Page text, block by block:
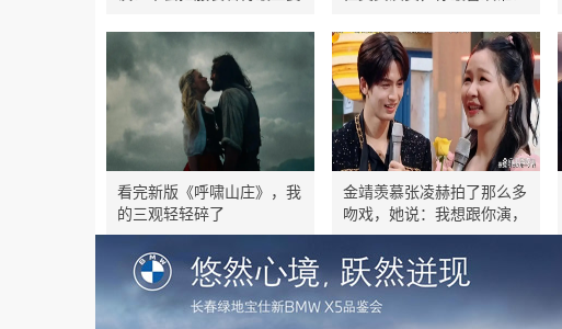
看完新版《呼啸山庄》，我
的三观轻轻碎了
金靖羡慕张凌赫拍了那么多
吻戏，她说：我想跟你演，
喜剧女王的转型野心藏不住
了，他3字回